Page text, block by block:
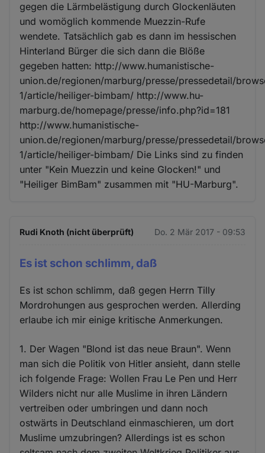
gegen die Lärmbelästigung durch Glockenläuten
und womöglich kommende Muezzin-Rufe
wendete. Tatsächlich gab es dann im hessischen
Hinterland Bürger die sich dann die Blöße
gegeben hatten: http://www.humanistische-
union.de/regionen/marburg/presse/pressedetail/
1/article/heiliger-bimbam/ http://www.hu-
marburg.de/homepage/presse/info.php?id=181
http://www.humanistische-
union.de/regionen/marburg/presse/pressedetail/
1/article/heiliger-bimbam/ Die Links sind zu finden
unter "Kein Muezzin und keine Glocken!" und
"Heiliger BimBam" zusammen mit "HU-Marburg".
Rudi Knoth (nicht überprüft) Do. 2 Mär 2017 - 09:53
Es ist schon schlimm, daß
Es ist schon schlimm, daß gegen Herrn Tilly
Mordrohungen aus gesprochen werden. Allerding
erlaube ich mir einige kritische Anmerkungen.
1. Der Wagen "Blond ist das neue Braun". Wenn
man sich die Politik von Hitler ansieht, dann stelle
ich folgende Frage: Wollen Frau Le Pen und Herr
Wilders nicht nur alle Muslime in ihren Ländern
vertreiben oder umbringen und dann noch
ostwärts in Deutschland einmaschieren, um dort
Muslime umzubringen? Allerdings ist es schon